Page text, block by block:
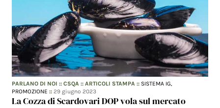
PARLANO DI NOI ::CSQA ::ARTICOLI STAMPA :: SISTEMA IG,
PROMOZIONE ::29 giugno 2023
La Cozza di Scardovari DOP vola sul mercato